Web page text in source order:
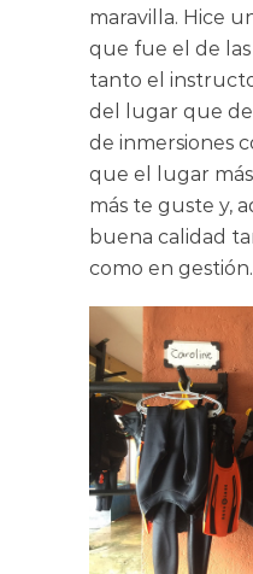
maravilla. Hice
que fue el de
tanto el
del lugar que
de inmersiones
que el lugar
más te guste y,
buena calidad
como en gestión.